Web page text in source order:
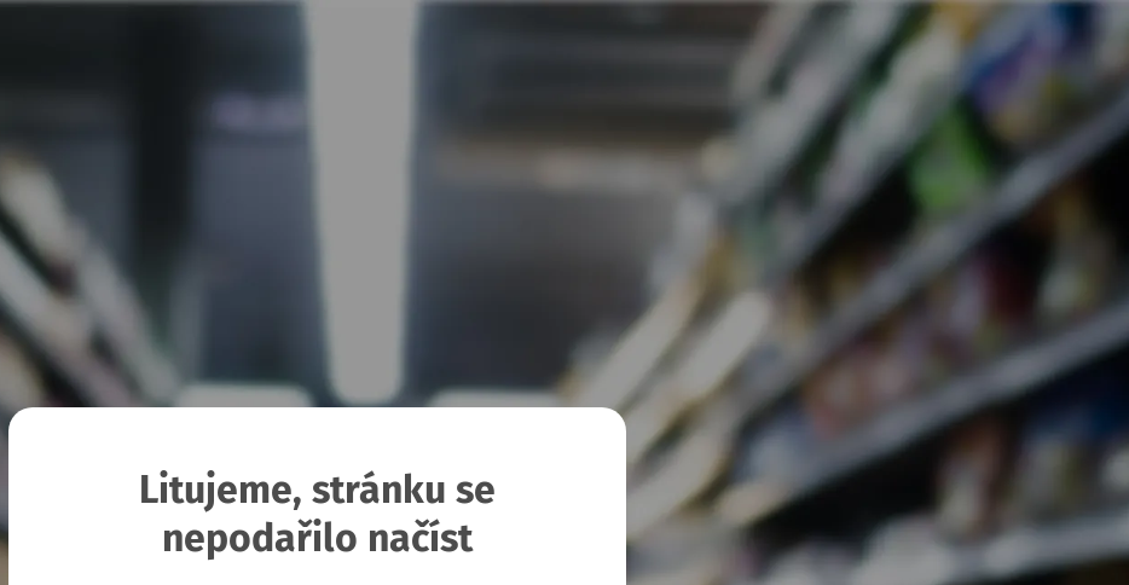
Litujeme, stránku se
nepodařilo načíst